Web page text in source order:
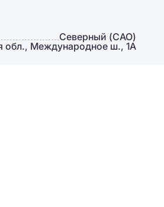
Северный (САО)
обл., Международное ш., 1А